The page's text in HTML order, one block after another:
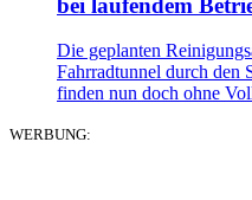
Die geplanten
Fahrradtunnel durch den
finden nun doch ohne
WERBUNG: